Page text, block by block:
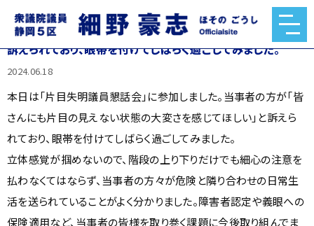
本日は「片目失明議員懇話会」に参加しました。当事者の方が
「皆さんにも片目の見えない状態の大変さを感じてほしい」と
訴えられており、眼帯を付けてしばらく過ごしてみました。
2024.06.18
本日は「片目失明議員懇話会」に参加しました。当事者の方が「皆
さんにも片目の見えない状態の大変さを感じてほしい」と訴えら
れており、眼帯を付けてしばらく過ごしてみました。
立体感覚が掴めないので、階段の上り下りだけでも細心の注意を
払わなくてはならず、当事者の方々が危険と隣り合わせの日常生
活を送られていることがよく分かりました。障害者認定や義眼への
保険適用など、当事者の皆様を取り巻く課題に今後取り組んでま